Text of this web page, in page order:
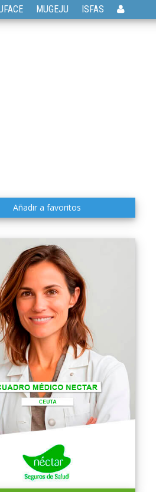
MUGEJU ISFAS